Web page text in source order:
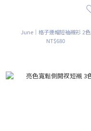
June｜格子連帽短袖襯衫 2色
NT$680